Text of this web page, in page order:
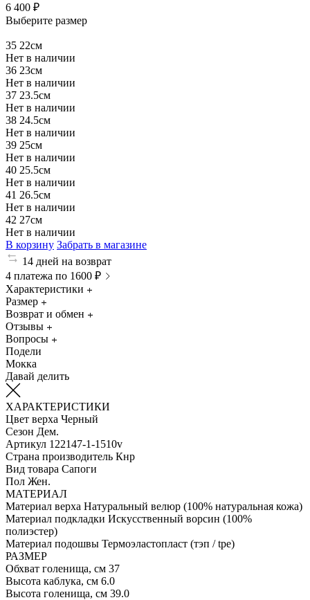
6 400 ₽
Выберите размер
35 22см
Нет в наличии
36 23см
Нет в наличии
37 23.5см
Нет в наличии
38 24.5см
Нет в наличии
39 25см
Нет в наличии
40 25.5см
Нет в наличии
41 26.5см
Нет в наличии
42 27см
Нет в наличии
В корзину Забрать в магазине
14 дней на возврат
4 платежа по 1600 ₽
Характеристики
Размер
Возврат и обмен
Отзывы
Вопросы
Подели
Мокка
Давай делить
ХАРАКТЕРИСТИКИ
Цвет верха Черный
Сезон Дем.
Артикул 122147-1-1510v
Страна производитель Кнр
Вид товара Сапоги
Пол Жен.
МАТЕРИАЛ
Материал верха Натуральный велюр (100% натуральная кожа)
Материал подкладки Искусственный ворсин (100%
полиэстер)
Материал подошвы Термоэластопласт (тэп / tpe)
РАЗМЕР
Обхват голенища, см 37
Высота каблука, см 6.0
Высота голенища, см 39.0